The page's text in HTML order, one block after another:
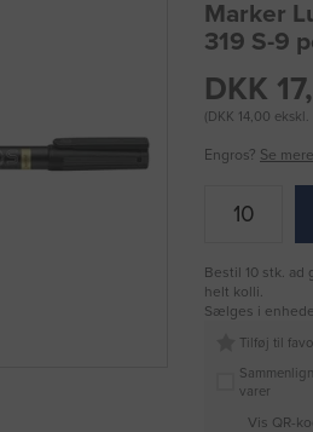
Marker
319 S-9
DKK
(DKK 14,00 ekskl.
Engros? Se
Bestil 10 stk. ad
helt kolli.
Sælges i
Tilføj til
varer
Vis QR-